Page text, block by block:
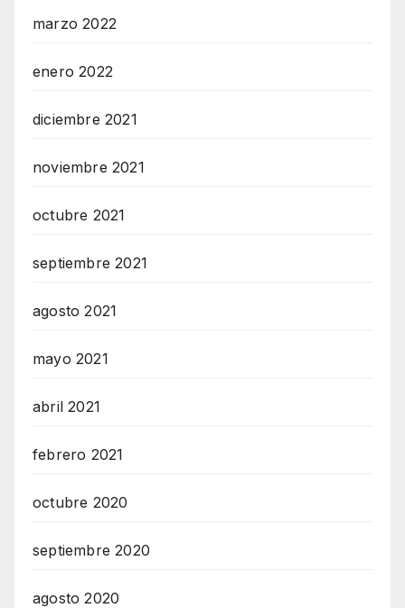
marzo 2022
enero 2022
diciembre 2021
noviembre 2021
octubre 2021
septiembre 2021
agosto 2021
mayo 2021
abril 2021
febrero 2021
octubre 2020
septiembre 2020
agosto 2020